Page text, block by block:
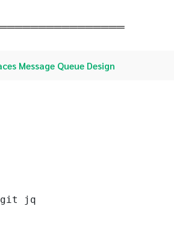
Message Queue Design
git jq